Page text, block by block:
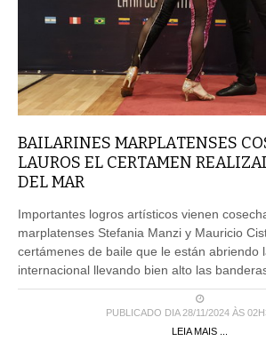
LAUROS EL CERTAMEN
DEL MAR
marplatenses Stefania Manzi y Mauricio
certámenes de baile que le están abriendo
internacional llevando bien alto las
PUBLICADO DIA 28/11/2024 ÀS
LEIA MAIS ...